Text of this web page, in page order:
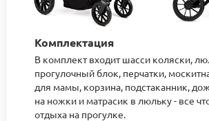
Комплектация
В комплект входит шасси коляски,
прогулочный блок, перчатки,
для мамы, корзина, подстаканник,
на ножки и матрасик в люльку - все
отдыха на прогулке.